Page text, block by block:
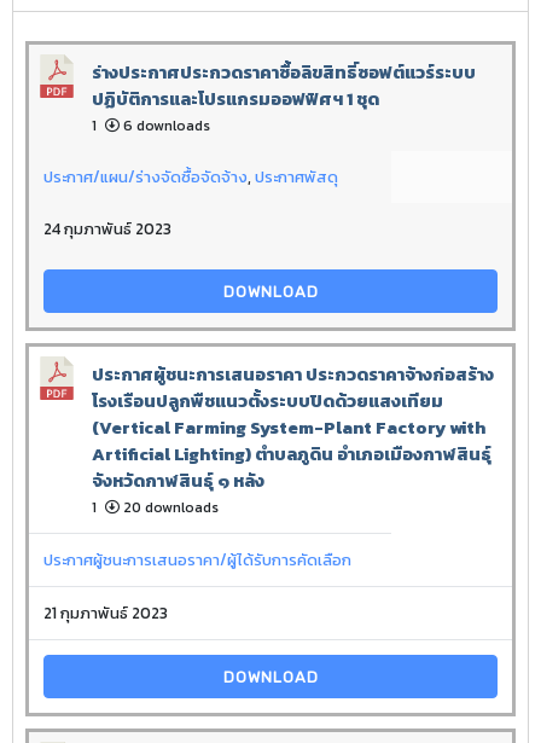
ร่างประกาศประกวดราคาซื้อลิขสิทธิ์ซอฟต์แวร์ระบบ
ปฏิบัติการและโปรแกรมออฟฟิศฯ 1 ชุด
1 6 downloads
ประกาศ/แผน/ร่างจัดซื้อจัดจ้าง,ประกาศพัสดุ
24 กุมภาพันธ์ 2023
DOWNLOAD
ประกาศผู้ชนะการเสนอราคา ประกวดราคาจ้างก่อสร้าง
โรงเรือนปลูกพืชแนวตั้งระบบปิดด้วยแสงเทียม
(Vertical Farming System-Plant Factory with
Artificial Lighting) ตำบลภูดิน อำเภอเมืองกาฬสินธุ์
จังหวัดกาฬสินธุ์ ๑ หลัง
1 20 downloads
ประกาศผู้ชนะการเสนอราคา/ผู้ได้รับการคัดเลือก
21 กุมภาพันธ์ 2023
DOWNLOAD